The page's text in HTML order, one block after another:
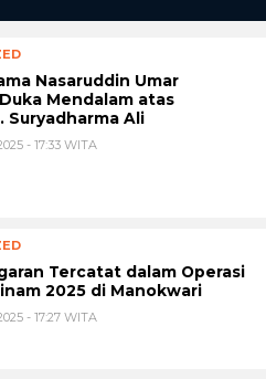
Nasaruddin Umar
Mendalam atas
Suryadharma Ali
- 17:33 WITA
Tercatat dalam Operasi
2025 di Manokwari
- 17:27 WITA